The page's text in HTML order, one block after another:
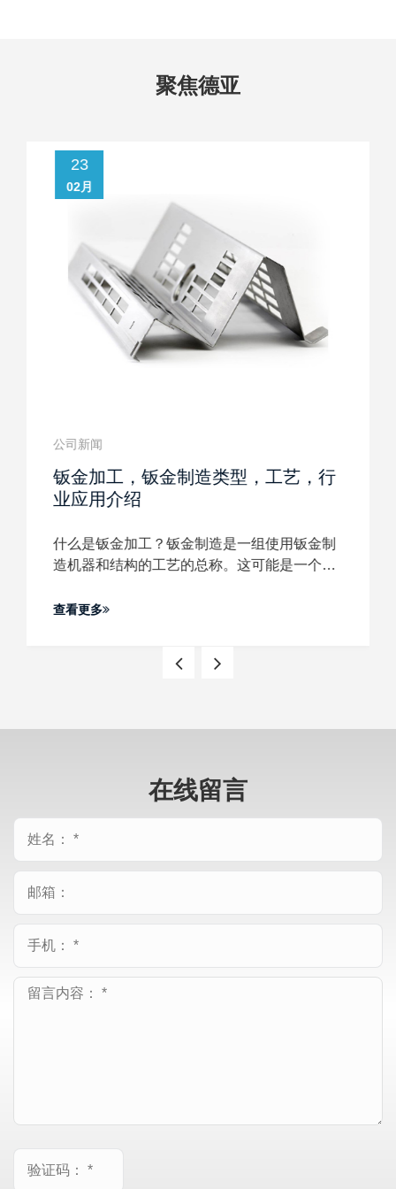
聚焦德亚
23
02月
公司新闻
钣金加工，钣金制造类型，工艺，行
业应用介绍
什么是钣金加工？钣金制造是一组使用钣金制
造机器和结构的工艺的总称。这可能是一个涉
金制造的企业通常被称为制造车间，或简称制
查看更多
在线留言